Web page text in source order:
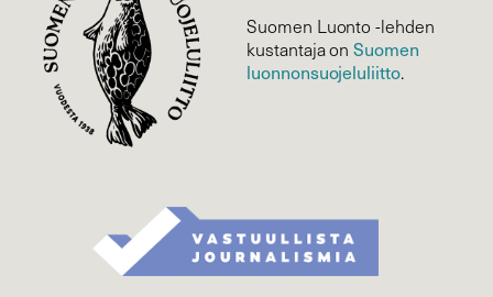
Suomen Luonto -lehden
kustantaja onSuomen
luonnonsuojelu­liitto.